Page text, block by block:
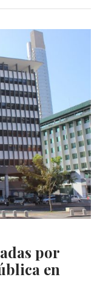
por
en